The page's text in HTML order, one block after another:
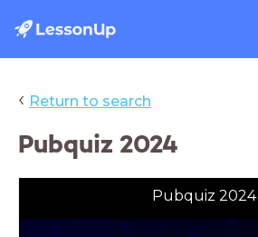
‹ Return to search
Pubquiz 2024
Pubquiz 2024